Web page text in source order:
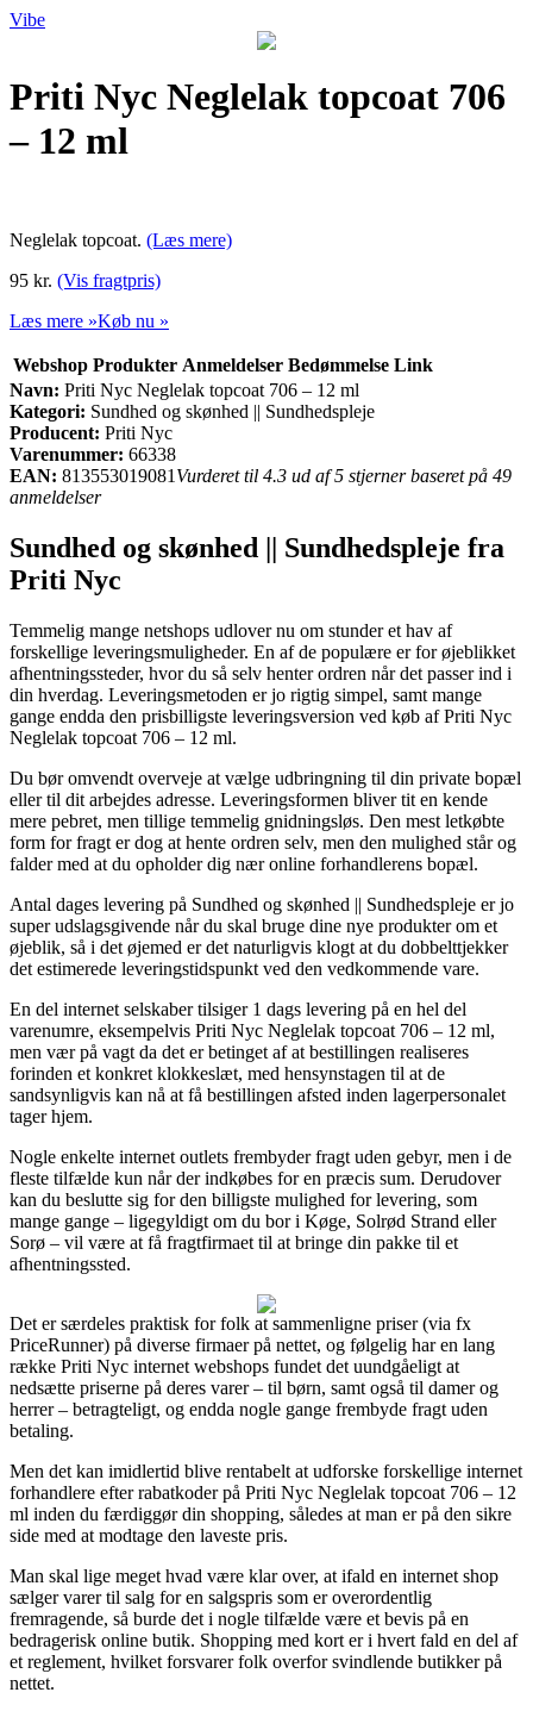
Vibe
Priti Nyc Neglelak topcoat 706
– 12 ml
Neglelak topcoat. (Læs mere)
95 kr. (Vis fragtpris)
Læs mere »Køb nu »
Webshop Produkter Anmeldelser Bedømmelse Link
Navn: Priti Nyc Neglelak topcoat 706 – 12 ml
Kategori: Sundhed og skønhed || Sundhedspleje
Producent: Priti Nyc
Varenummer: 66338
EAN: 813553019081 Vurderet til 4.3 ud af 5 stjerner baseret på 49
anmeldelser
Sundhed og skønhed || Sundhedspleje fra
Priti Nyc
Temmelig mange netshops udlover nu om stunder et hav af
forskellige leveringsmuligheder. En af de populære er for øjeblikket
afhentningssteder, hvor du så selv henter ordren når det passer ind i
din hverdag. Leveringsmetoden er jo rigtig simpel, samt mange
gange endda den prisbilligste leveringsversion ved køb af Priti Nyc
Neglelak topcoat 706 – 12 ml.
Du bør omvendt overveje at vælge udbringning til din private bopæl
eller til dit arbejdes adresse. Leveringsformen bliver tit en kende
mere pebret, men tillige temmelig gnidningsløs. Den mest letkøbte
form for fragt er dog at hente ordren selv, men den mulighed står og
falder med at du opholder dig nær online forhandlerens bopæl.
Antal dages levering på Sundhed og skønhed || Sundhedspleje er jo
super udslagsgivende når du skal bruge dine nye produkter om et
øjeblik, så i det øjemed er det naturligvis klogt at du dobbelttjekker
det estimerede leveringstidspunkt ved den vedkommende vare.
En del internet selskaber tilsiger 1 dags levering på en hel del
varenumre, eksempelvis Priti Nyc Neglelak topcoat 706 – 12 ml,
men vær på vagt da det er betinget af at bestillingen realiseres
forinden et konkret klokkeslæt, med hensynstagen til at de
sandsynligvis kan nå at få bestillingen afsted inden lagerpersonalet
tager hjem.
Nogle enkelte internet outlets frembyder fragt uden gebyr, men i de
fleste tilfælde kun når der indkøbes for en præcis sum. Derudover
kan du beslutte sig for den billigste mulighed for levering, som
mange gange – ligegyldigt om du bor i Køge, Solrød Strand eller
Sorø – vil være at få fragtfirmaet til at bringe din pakke til et
afhentningssted.
Det er særdeles praktisk for folk at sammenligne priser (via fx
PriceRunner) på diverse firmaer på nettet, og følgelig har en lang
række Priti Nyc internet webshops fundet det uundgåeligt at
nedsætte priserne på deres varer – til børn, samt også til damer og
herrer – betragteligt, og endda nogle gange frembyde fragt uden
betaling.
Men det kan imidlertid blive rentabelt at udforske forskellige internet
forhandlere efter rabatkoder på Priti Nyc Neglelak topcoat 706 – 12
ml inden du færdiggør din shopping, således at man er på den sikre
side med at modtage den laveste pris.
Man skal lige meget hvad være klar over, at ifald en internet shop
sælger varer til salg for en salgspris som er overordentlig
fremragende, så burde det i nogle tilfælde være et bevis på en
bedragerisk online butik. Shopping med kort er i hvert fald en del af
et reglement, hvilket forsvarer folk overfor svindlende butikker på
nettet.